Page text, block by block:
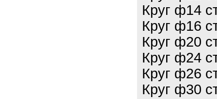
Круг ф14
Круг ф16
Круг ф20
Круг ф24
Круг ф26
Круг ф30